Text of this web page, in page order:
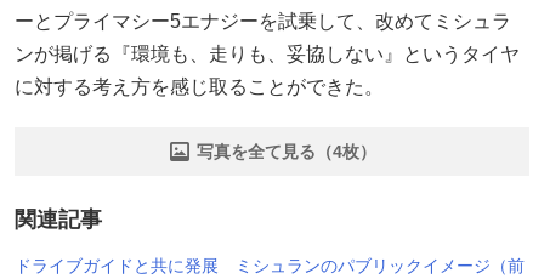
ーとプライマシー5エナジーを試乗して、改めてミシュラ
ンが掲げる『環境も、走りも、妥協しない』というタイヤ
に対する考え方を感じ取ることができた。
写真を全て見る（4枚）
関連記事
ドライブガイドと共に発展 ミシュランのパブリックイメージ（前